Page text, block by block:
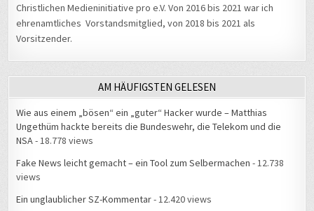
Christlichen Medieninitiative pro e.V. Von 2016 bis 2021 war ich
ehrenamtliches Vorstandsmitglied, von 2018 bis 2021 als
Vorsitzender.
AM HÄUFIGSTEN GELESEN
Wie aus einem „bösen“ ein „guter“ Hacker wurde – Matthias
Ungethüm hackte bereits die Bundeswehr, die Telekom und die
NSA- 18.778 views
Fake News leicht gemacht – ein Tool zum Selbermachen - 12.738
views
Ein unglaublicher SZ-Kommentar- 12.420 views